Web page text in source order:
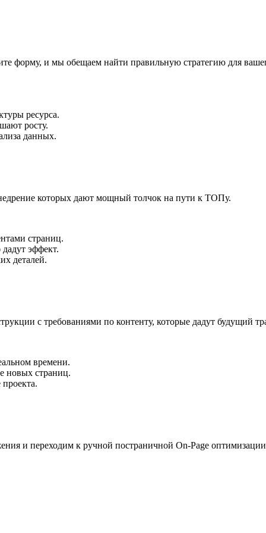
форму, и мы обещаем найти правильную стратегию для
ресурса.
росту.
данных.
которых дают мощный толчок на пути к ТОПу.
страниц.
эффект.
деталей.
с требованиями по контенту, которые дадут будущий
времени.
новых страниц.
и переходим к ручной постраничной On-Page оптимизации